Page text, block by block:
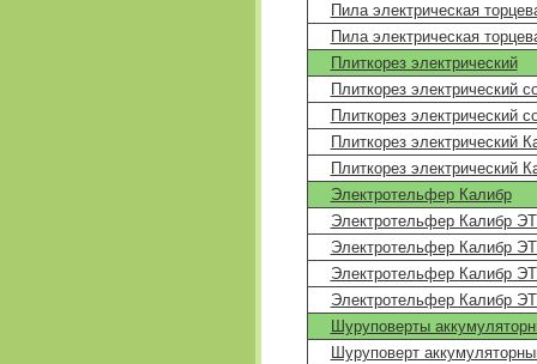
Пила электрическая
Пила электрическая
Плиткорез электрический
Плиткорез электрический
Плиткорез электрический
Плиткорез электрический
Плиткорез электрический
Электротельфер Калибр
Электротельфер Калибр
Электротельфер Калибр
Электротельфер Калибр
Электротельфер Калибр
Шуруповерты
Шуруповерт